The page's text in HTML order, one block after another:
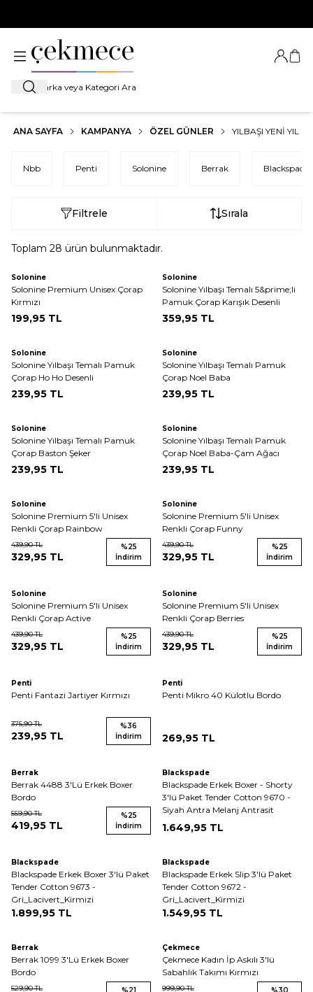
Ara
Giriş
ANA SAYFA KAMPANYA ÖZEL GÜNLER YILBAŞI YENI YIL
Nbb Penti Solonine Berrak Blackspade
Filtrele Sırala
Toplam 28 ürün bulunmaktadır.
Solonine
Solonine Premium Unisex Çorap
Kırmızı
199,95 TL
Solonine
Solonine Yılbaşı Temalı 5&prime;li
Pamuk Çorap Karışık Desenli
359,95 TL
Solonine
Solonine Yılbaşı Temalı Pamuk
Çorap Ho Ho Desenli
239,95 TL
Solonine
Solonine Yılbaşı Temalı Pamuk
Çorap Noel Baba
239,95 TL
Solonine
Solonine Yılbaşı Temalı Pamuk
Çorap Baston Şeker
239,95 TL
Solonine
Solonine Yılbaşı Temalı Pamuk
Çorap Noel Baba-Çam Ağacı
239,95 TL
Solonine
Solonine Premium 5'li Unisex
Renkli Çorap Rainbow
439,90TL
329,95 TL
%25
İndirim
Solonine
Solonine Premium 5'li Unisex
Renkli Çorap Funny
439,90TL
329,95 TL
%25
İndirim
Solonine
Solonine Premium 5'li Unisex
Renkli Çorap Active
439,90TL
329,95 TL
%25
İndirim
Solonine
Solonine Premium 5'li Unisex
Renkli Çorap Berries
439,90TL
329,95 TL
%25
İndirim
Penti
Penti Fantazi Jartiyer Kırmızı
375,90TL
239,95 TL
%36
İndirim
Penti
Penti Mikro 40 Külotlu Bordo
269,95 TL
Berrak
Berrak 4488 3'Lü Erkek Boxer
Bordo
559,90TL
419,95 TL
%25
İndirim
Blackspade
Blackspade Erkek Boxer - Shorty
3'lü Paket Tender Cotton 9670 -
Siyah Antra Melanj Antrasit
1.649,95 TL
Blackspade
Blackspade Erkek Boxer 3'lü Paket
Tender Cotton 9673 -
Gri_Lacivert_Kirmizi
1.899,95 TL
Blackspade
Blackspade Erkek Slip 3'lü Paket
Tender Cotton 9672 -
Gri_Lacivert_Kirmizi
1.549,95 TL
Berrak
Berrak 1099 3'Lü Erkek Boxer
Bordo
529,90TL %21
Çekmece
Çekmece Kadın İp Askılı 3'lü
Sabahlık Takımı Kırmızı
999,90TL %30